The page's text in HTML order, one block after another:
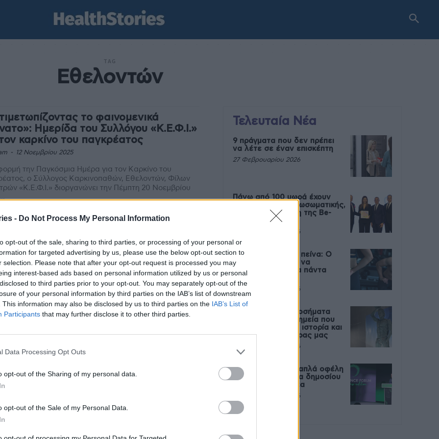
- Do Not Process My Personal Information
opt-out of the sale, sharing to third parties, or processing of your personal or
for targeted advertising by us, please use the below opt-out section to
selection. Please note that after your opt-out request is processed you may
interest-based ads based on personal information utilized by us or personal
to third parties prior to your opt-out. You may separately opt-out of the
of your personal information by third parties on the IAB’s list of downstream
This information may also be disclosed by us to third parties on the IAB’s List of
Participants that may further disclose it to other third parties.
Data Processing Opt Outs
opt-out of the Sharing of my personal data.
opt-out of the Sale of my Personal Data.
TAG
Εθελοντών
το φαινομενικά
Ημερίδα του Συλλόγου «Κ.Ε.Φ.Ι.»
καρκίνο του παγκρέατος
- 12 Νοεμβρίου 2025
την Παγκόσμια Ημέρα για τον Καρκίνο του
ο Σύλλογος Καρκινοπαθών, Εθελοντών, Φίλων
«Κ.Ε.Φ.Ι.» διοργανώνει την Πέμπτη 20 Νοεμβρίου
«ΚΕΦΙ»: Δράσεις σε δήμους
και εκτός Αττικής
Καρκινοπαθών, Εθελοντών, Φίλων, Ιατρών
και οι Συνεργασίες Πόλης με τη συμμετοχή και
του Δήμου Ηλιούπολης, συνδιοργανώνουν
Ημερίδα με θέμα...
«Κ.Ε.Φ.Ι.»: Τα δικαιώματα των
με καρκίνο
ενημέρωσή τους σχετικά με τα δικαιώματά τους και
Bike Care»
του αγώνα «Run Bike Care» που πρόκειται να
Τελευταία Νέα
9 πράγματα που δεν πρέπει
να λέτε σε έναν επισκέπτη
27 Φεβρουαρίου 2026
Πάνω από 100 μωρά έχουν
γεννηθεί μέσω εξωσωματικής,
με την υποστήριξη της Be-
27 Φεβρουαρίου 2026
Μεταπροπονητική πείνα: Ο
λόγος που θέλεις να
καταβροχθίσεις τα πάντα
μετά την άσκηση
27 Φεβρουαρίου 2026
Ωρίων – Σπάνια νοσήματα
συνδέονται με μνημεία που
διαμόρφωσαν την ιστορία και
το πνεύμα της χώρας μας
27 Φεβρουαρίου 2026
Γεωργιάδης: Πολλαπλά οφέλη
από τη συνεργασία δημοσίου
και ιδιωτικού τομέα
27 Φεβρουαρίου 2026